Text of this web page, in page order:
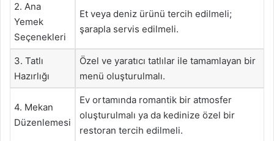
2. Ana
Yemek
Seçenekleri
Et veya deniz ürünü tercih edilmeli;
şarapla servis edilmeli.
3. Tatlı
Hazırlığı
Özel ve yaratıcı tatlılar ile tamamlayan bir
menü oluşturulmalı.
4. Mekan
Düzenlemesi
Ev ortamında romantik bir atmosfer
oluşturulmalı ya da kedinize özel bir
restoran tercih edilmeli.